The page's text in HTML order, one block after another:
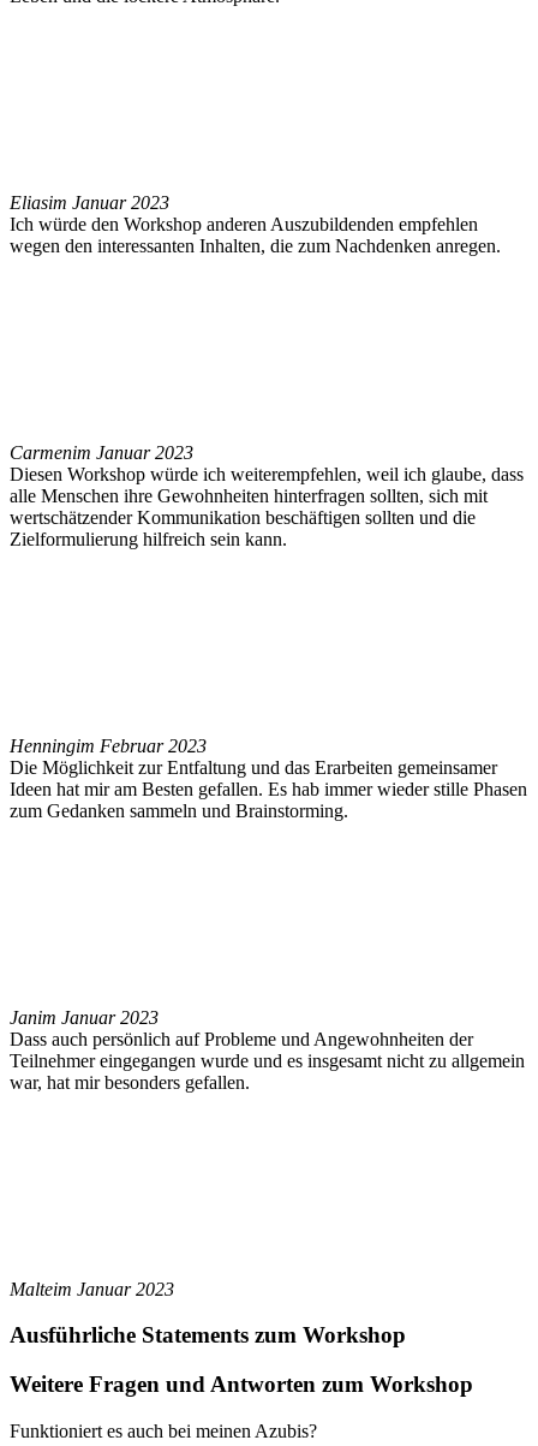
Eliasim Januar 2023
Ich würde den Workshop anderen Auszubildenden empfehlen
wegen den interessanten Inhalten, die zum Nachdenken anregen.
Carmenim Januar 2023
Diesen Workshop würde ich weiterempfehlen, weil ich glaube, dass
alle Menschen ihre Gewohnheiten hinterfragen sollten, sich mit
wertschätzender Kommunikation beschäftigen sollten und die
Zielformulierung hilfreich sein kann.
Henningim Februar 2023
Die Möglichkeit zur Entfaltung und das Erarbeiten gemeinsamer
Ideen hat mir am Besten gefallen. Es hab immer wieder stille Phasen
zum Gedanken sammeln und Brainstorming.
Janim Januar 2023
Dass auch persönlich auf Probleme und Angewohnheiten der
Teilnehmer eingegangen wurde und es insgesamt nicht zu allgemein
war, hat mir besonders gefallen.
Malteim Januar 2023
Ausführliche Statements zum Workshop
Weitere Fragen und Antworten zum Workshop
Funktioniert es auch bei meinen Azubis?